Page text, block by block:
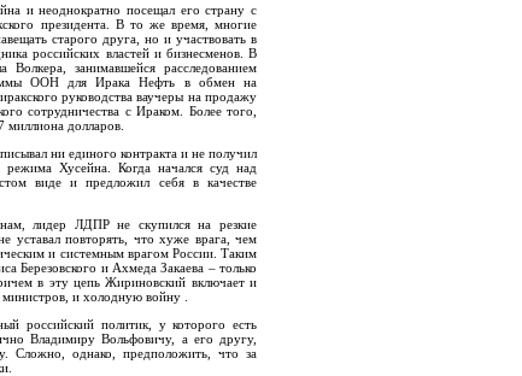
и неоднократно посещал его страну с
президента. В то же время, многие
старого друга, но и участвовать в
российских властей и бизнесменов. В
занимавшейся расследованием
ООН для Ирака Нефть в обмен на
руководства ваучеры на продажу
сотрудничества с Ираком. Более того,
миллиона долларов.
ни единого контракта и не получил
Хусейна. Когда начался суд над
виде и предложил себя в качестве
лидер ЛДПР не скупился на резкие
уставал повторять, что хуже врага, чем
и системным врагом России. Таким
Березовского и Ахмеда Закаева – только
в эту цепь Жириновский включает и
и холодную войну .
российский политик, у которого есть
Владимиру Вольфовичу, а его другу,
Сложно, однако, предположить, что за